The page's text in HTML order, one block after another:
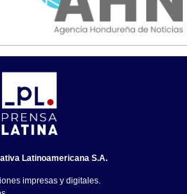
Latinoamericana S.A.
impresas y digitales.